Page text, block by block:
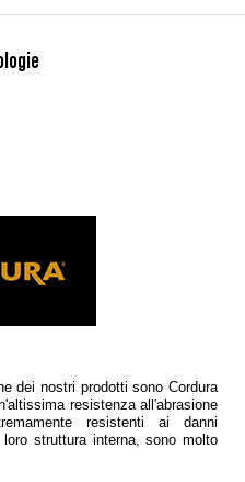
dei nostri prodotti sono Cordura
resistenza all'abrasione
resistenti ai danni
struttura interna, sono molto